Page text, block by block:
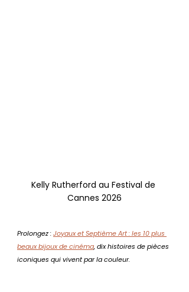
Kelly Rutherford au Festival de
Cannes 2026
Prolongez : Joyaux et Septième Art : les 10 plus
beaux bijoux de cinéma, dix histoires de pièces
iconiques qui vivent par la couleur.